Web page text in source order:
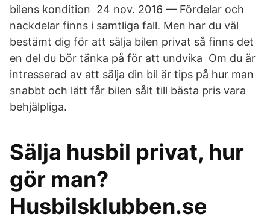
bilens kondition 24 nov. 2016 — Fördelar och
nackdelar finns i samtliga fall. Men har du väl
bestämt dig för att sälja bilen privat så finns det
en del du bör tänka på för att undvika Om du är
intresserad av att sälja din bil är tips på hur man
snabbt och lätt får bilen sålt till bästa pris vara
behjälpliga.
Sälja husbil privat, hur
gör man?
Husbilsklubben.se